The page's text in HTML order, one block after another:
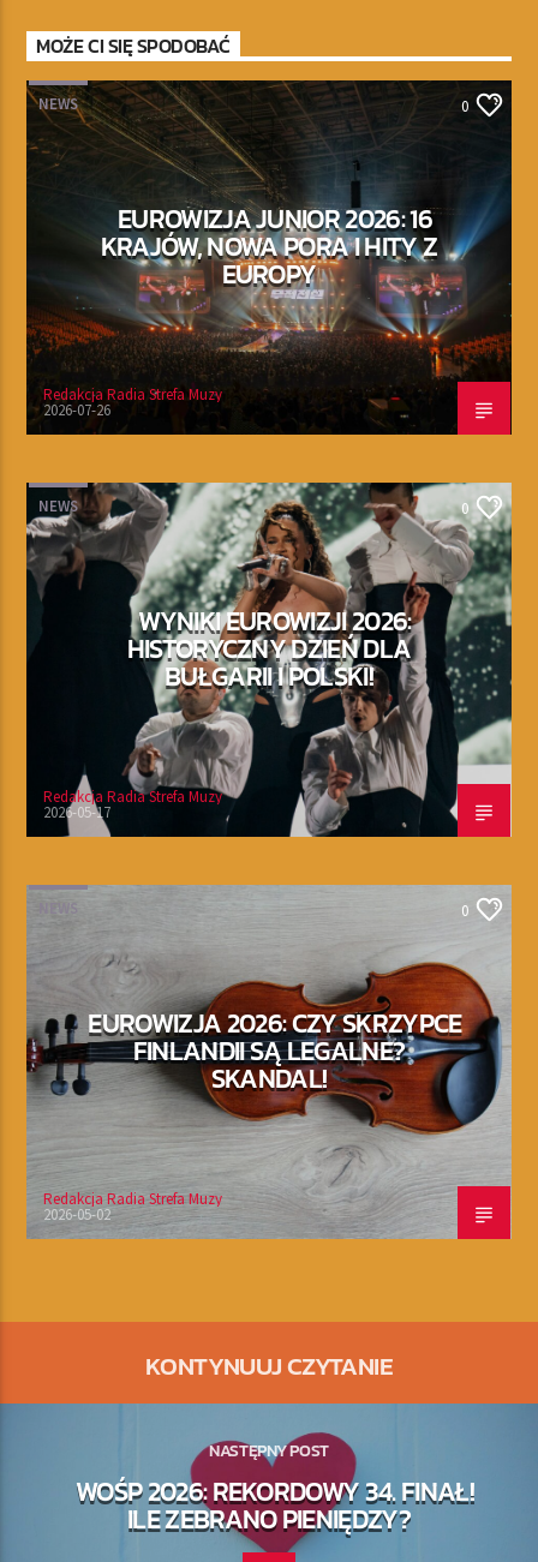
MOŻE CI SIĘ SPODOBAĆ
NEWS 0
EUROWIZJA JUNIOR 2026: 16
KRAJÓW, NOWA PORA I HITY Z
EUROPY
Redakcja Radia Strefa Muzy
2026-07-26
NEWS 0
WYNIKI EUROWIZJI 2026:
HISTORYCZNY DZIEŃ DLA
BUŁGARII I POLSKI!
Redakcja Radia Strefa Muzy
2026-05-17
NEWS 0
EUROWIZJA 2026: CZY SKRZYPCE
FINLANDII SĄ LEGALNE?
SKANDAL!
Redakcja Radia Strefa Muzy
2026-05-02
KONTYNUUJ CZYTANIE
NASTĘPNY POST
WOŚP 2026: REKORDOWY 34. FINAŁ!
ILE ZEBRANO PIENIĘDZY?